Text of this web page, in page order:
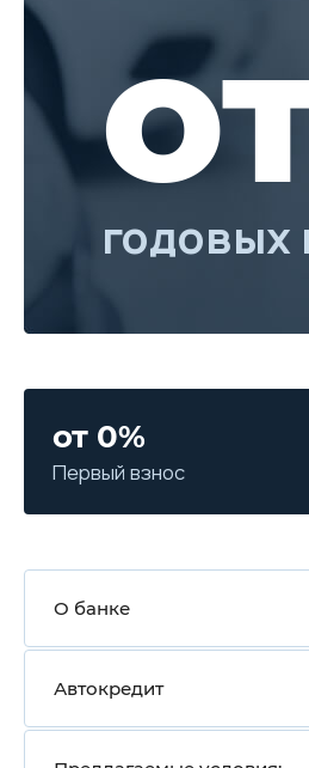
годовых
от 0%
Первый взнос
О банке
Автокредит